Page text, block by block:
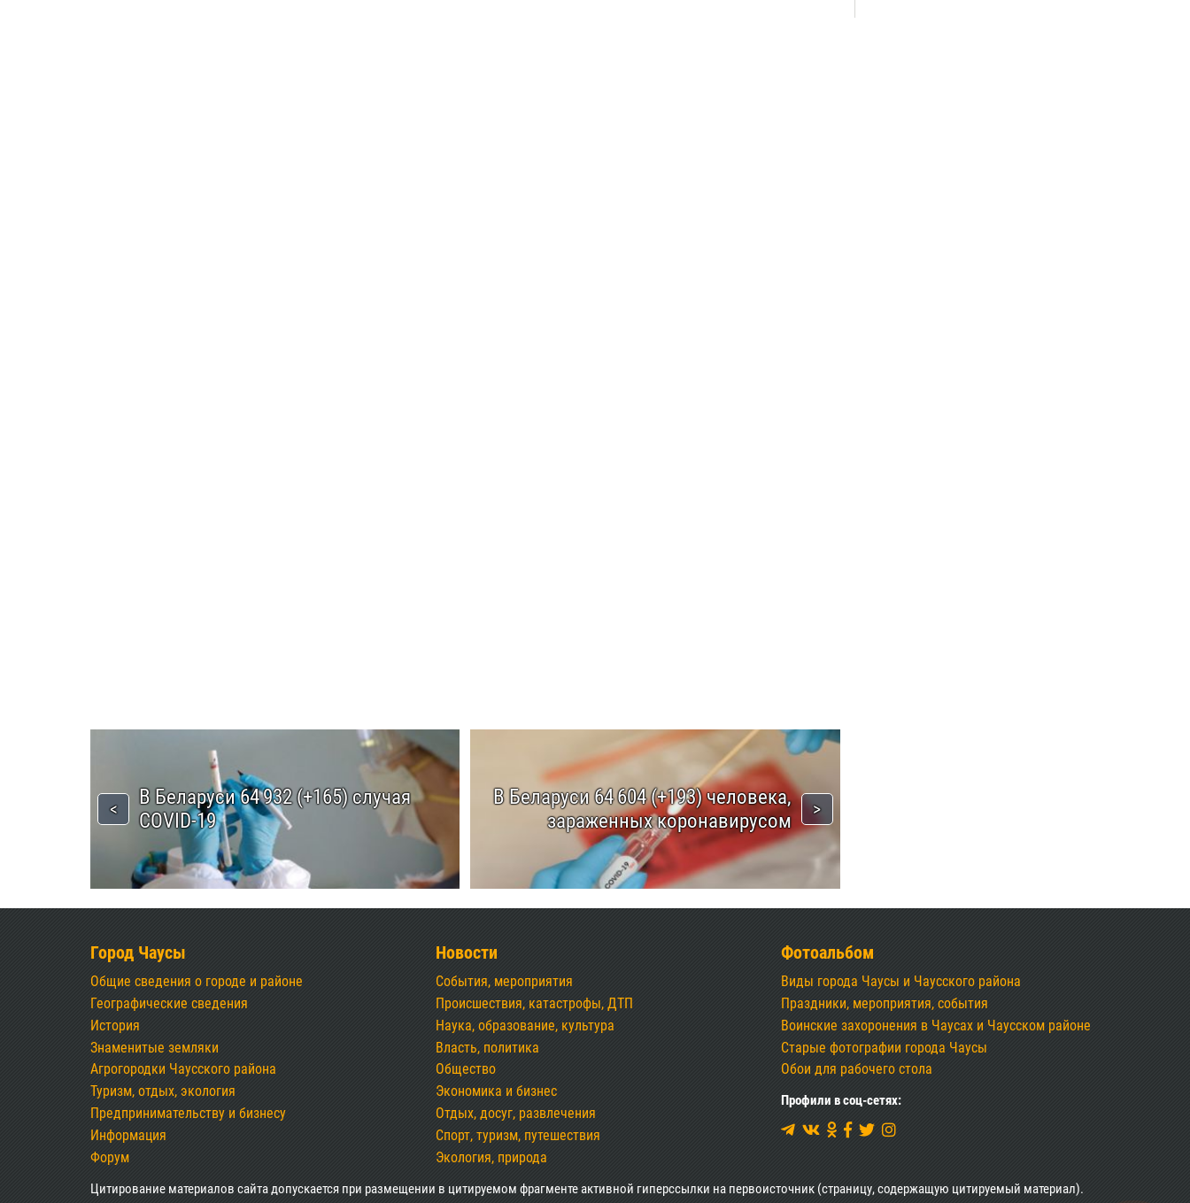
В Беларуси 64 932 (+165) случая
COVID-19
В Беларуси 64 604 (+193) человека,
зараженных коронавирусом
Город Чаусы
Общие сведения о городе и районе
Географические сведения
История
Знаменитые земляки
Агрогородки Чаусского района
Туризм, отдых, экология
Предпринимательству и бизнесу
Информация
Форум
Новости
События, мероприятия
Происшествия, катастрофы, ДТП
Наука, образование, культура
Власть, политика
Общество
Экономика и бизнес
Отдых, досуг, развлечения
Спорт, туризм, путешествия
Экология, природа
Фотоальбом
Виды города Чаусы и Чаусского района
Праздники, мероприятия, события
Воинские захоронения в Чаусах и Чаусском районе
Старые фотографии города Чаусы
Обои для рабочего стола
Профили в соц-сетях:
Цитирование материалов сайта допускается при размещении в цитируемом фрагменте активной гиперссылки на первоисточник (страницу, содержащую цитируемый материал).